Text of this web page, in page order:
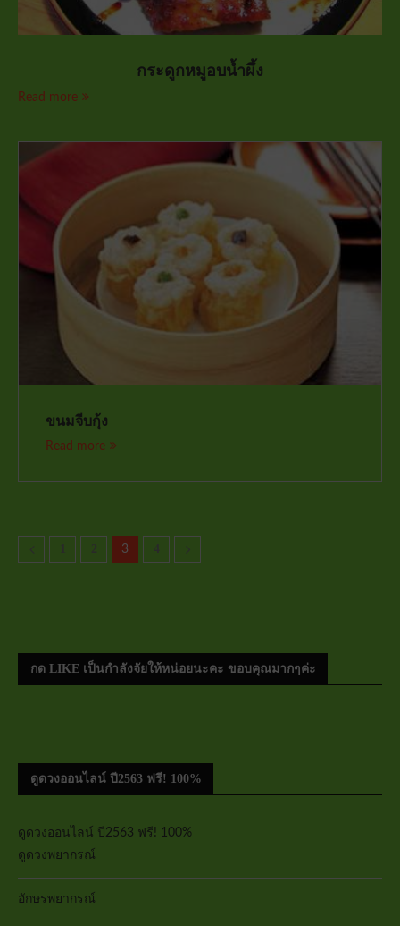
กระดูกหมูอบน้ำผึ้ง
Read more
ขนมจีบกุ้ง
Read more
1 2 3 4
กด LIKE เป็นกำลังจัยให้หน่อยนะคะ ขอบคุณมากๆค่ะ
ดูดวงออนไลน์ ปี2563 ฟรี! 100%
ดูดวงออนไลน์ ปี2563 ฟรี! 100%
ดูดวงพยากรณ์
อักษรพยากรณ์